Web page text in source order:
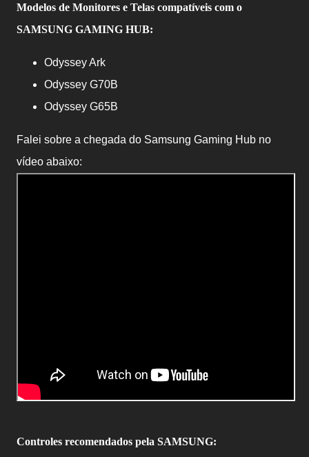
Modelos de Monitores e Telas compatíveis com o
SAMSUNG GAMING HUB:
Odyssey Ark
Odyssey G70B
Odyssey G65B
Falei sobre a chegada do Samsung Gaming Hub no
vídeo abaixo:
Controles recomendados pela SAMSUNG: